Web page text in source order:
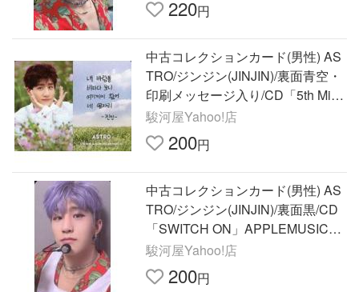
220円
中古コレクションカード(男性) AS
TRO/ジンジン(JINJIN)/裏面青空・
印刷メッセージ入り/CD「5th Mini
Albu
駿河屋Yahoo!店
200円
中古コレクションカード(男性) AS
TRO/ジンジン(JINJIN)/裏面黒/CD
「SWITCH ON」APPLEMUSIC映
像通話サイン会特典フォトカード
駿河屋Yahoo!店
200円